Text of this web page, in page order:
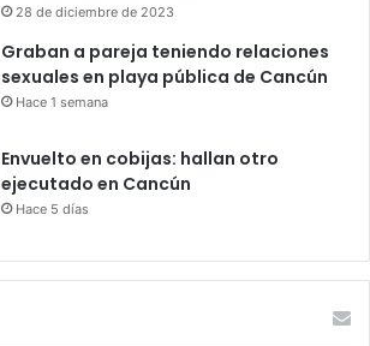
28 de diciembre de 2023
Graban a pareja teniendo relaciones
sexuales en playa pública de Cancún
Hace 1 semana
Envuelto en cobijas: hallan otro
ejecutado en Cancún
Hace 5 días